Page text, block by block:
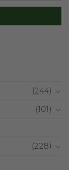
(244)
(101)
(228)